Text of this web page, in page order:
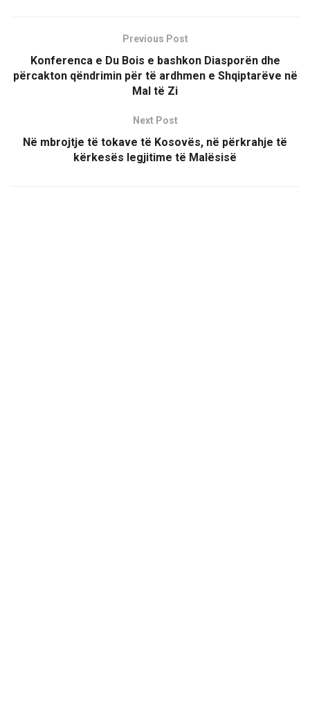
Previous Post
Konferenca e Du Bois e bashkon Diasporën dhe
përcakton qëndrimin për të ardhmen e Shqiptarëve në
Mal të Zi
Next Post
Në mbrojtje të tokave të Kosovës, në përkrahje të
kërkesës legjitime të Malësisë